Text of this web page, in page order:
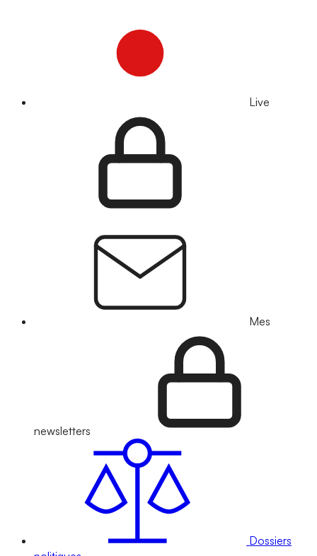
Live
Mes
newsletters
Dossiers